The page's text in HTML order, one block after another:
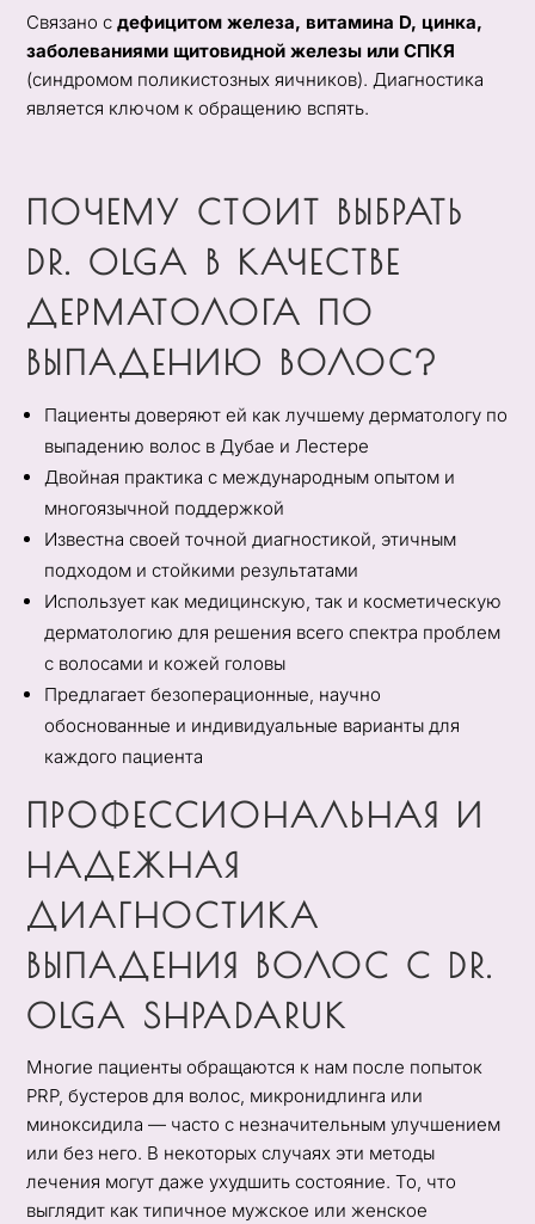
Связано сдефицитом железа, витамина D, цинка,
заболеваниями щитовидной железы или СПКЯ
(синдромом поликистозных яичников). Диагностика
является ключом к обращению вспять.
ПОЧЕМУ СТОИТ ВЫБРАТЬ
DR. OLGA В КАЧЕСТВЕ
ДЕРМАТОЛОГА ПО
ВЫПАДЕНИЮ ВОЛОС?
Пациенты доверяют ей как лучшему дерматологу по
выпадению волос в Дубае и Лестере
Двойная практика с международным опытом и
многоязычной поддержкой
Известна своей точной диагностикой, этичным
подходом и стойкими результатами
Использует как медицинскую, так и косметическую
дерматологию для решения всего спектра проблем
с волосами и кожей головы
Предлагает безоперационные, научно
обоснованные и индивидуальные варианты для
каждого пациента
ПРОФЕССИОНАЛЬНАЯ И
НАДЕЖНАЯ
ДИАГНОСТИКА
ВЫПАДЕНИЯ ВОЛОС С DR.
OLGA SHPADARUK
Многие пациенты обращаются к нам после попыток
PRP, бустеров для волос, микронидлинга или
миноксидила — часто с незначительным улучшением
или без него. В некоторых случаях эти методы
лечения могут даже ухудшить состояние. То, что
выглядит как типичное мужское или женское